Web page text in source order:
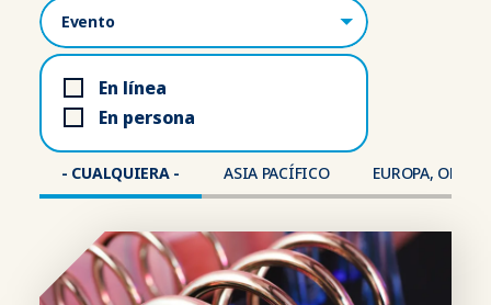
Lugar
En línea
En persona
- CUALQUIERA - ASIA PACÍFICO EUROPA,